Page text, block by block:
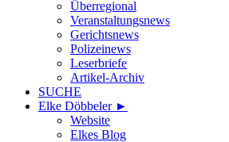
Überregional
Veranstaltungsnews
Gerichtsnews
Polizeinews
Leserbriefe
Artikel-Archiv
SUCHE
Elke Döbbeler ►
Website
Elkes Blog